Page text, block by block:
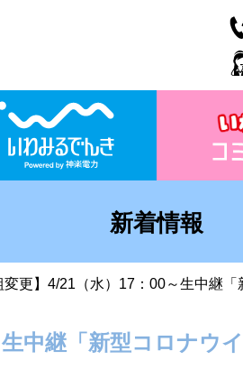
新着情報
更】4/21（水）17：00～生中継
中継「新型コロナウ